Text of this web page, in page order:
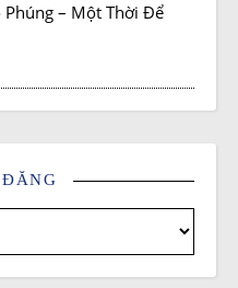
Phúng – Một Thời Để